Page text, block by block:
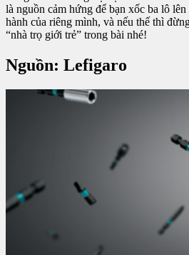
là nguồn cảm hứng để bạn xốc ba lô
hành của riêng mình, và nếu thế thì
“nhà trọ giới trẻ” trong bài nhé!
Nguồn: Lefigaro